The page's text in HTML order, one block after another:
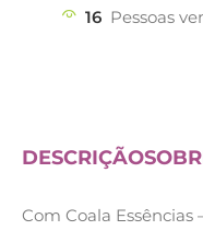
16 Pessoas
DESCRIÇÃO
Com Coala